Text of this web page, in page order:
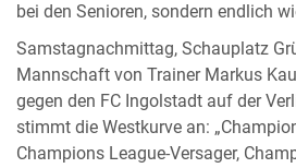
bei den Senioren, sondern endlich
Samstagnachmittag, Schauplatz
Mannschaft von Trainer Markus
gegen den FC Ingolstadt auf der
stimmt die Westkurve an:
Champions League-Versager,